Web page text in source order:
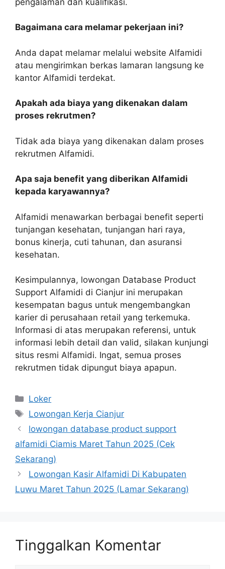
Bagaimana cara melamar pekerjaan ini?
Anda dapat melamar melalui website Alfamidi
atau mengirimkan berkas lamaran langsung ke
kantor Alfamidi terdekat.
Apakah ada biaya yang dikenakan dalam
proses rekrutmen?
Tidak ada biaya yang dikenakan dalam proses
rekrutmen Alfamidi.
Apa saja benefit yang diberikan Alfamidi
kepada karyawannya?
Alfamidi menawarkan berbagai benefit seperti
tunjangan kesehatan, tunjangan hari raya,
bonus kinerja, cuti tahunan, dan asuransi
kesehatan.
Kesimpulannya, lowongan Database Product
Support Alfamidi di Cianjur ini merupakan
kesempatan bagus untuk mengembangkan
karier di perusahaan retail yang terkemuka.
Informasi di atas merupakan referensi, untuk
informasi lebih detail dan valid, silakan kunjungi
situs resmi Alfamidi. Ingat, semua proses
rekrutmen tidak dipungut biaya apapun.
Kategori
Loker
Tag
Lowongan Kerja Cianjur
lowongan database product support
alfamidi Ciamis Maret Tahun 2025 (Cek
Sekarang)
Lowongan Kasir Alfamidi Di Kabupaten
Luwu Maret Tahun 2025 (Lamar Sekarang)
Tinggalkan Komentar